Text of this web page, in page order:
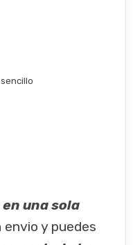
en una sola
envio y puedes